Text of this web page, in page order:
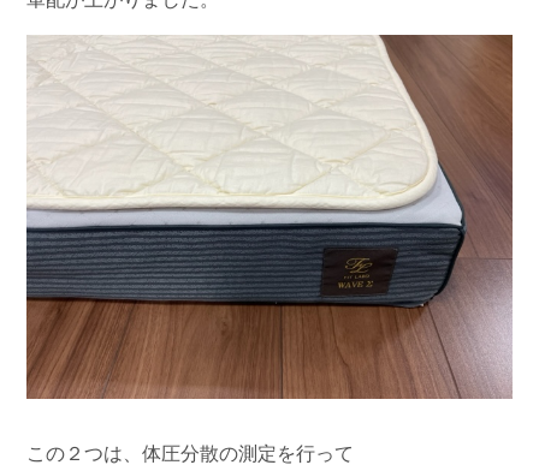
この２つは、体圧分散の測定を行って